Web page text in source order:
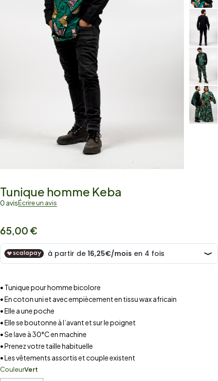
Tunique homme Keba
0 avisÉcrire un avis
65,00 €
• Tunique pour homme bicolore
• En coton uni et avec empiècement en tissu wax africain
• Elle a une poche
• Elle se boutonne à l’avant et sur le poignet
• Se lave à 30°C en machine
• Prenez votre taille habituelle
• Les vêtements assortis et couple existent
CouleurVert